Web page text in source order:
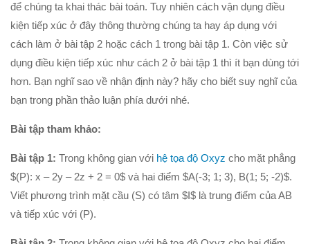
để chúng ta khai thác bài toán. Tuy nhiên cách vận dụng điều
kiện tiếp xúc ở đây thông thường chúng ta hay áp dụng với
cách làm ở bài tập 2 hoặc cách 1 trong bài tập 1. Còn việc sử
dụng điều kiện tiếp xúc như cách 2 ở bài tập 1 thì ít bạn dùng tới
hơn. Bạn nghĩ sao về nhận định này? hãy cho biết suy nghĩ của
bạn trong phần thảo luận phía dưới nhé.
Bài tập tham khảo:
Bài tập 1: Trong không gian với hệ tọa độ Oxyz cho mặt phẳng
$(P): x – 2y – 2z + 2 = 0$ và hai điểm $A(-3; 1; 3), B(1; 5; -2)$.
Viết phương trình mặt cầu (S) có tâm $I$ là trung điểm của AB
và tiếp xúc với (P).